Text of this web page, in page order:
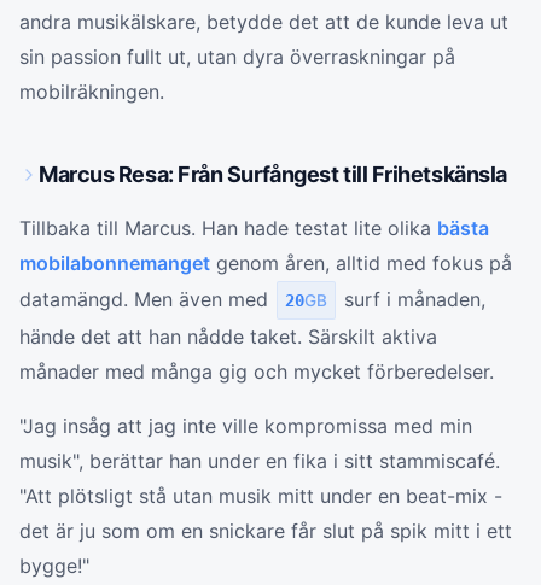
andra musikälskare, betydde det att de kunde leva ut
sin passion fullt ut, utan dyra överraskningar på
mobilräkningen.
Marcus Resa: Från Surfångest till Frihetskänsla
Tillbaka till Marcus. Han hade testat lite olika bästa
mobilabonnemanget genom åren, alltid med fokus på
datamängd. Men även med
20GB
surf i månaden,
hände det att han nådde taket. Särskilt aktiva
månader med många gig och mycket förberedelser.
"Jag insåg att jag inte ville kompromissa med min
musik", berättar han under en fika i sitt stammiscafé.
"Att plötsligt stå utan musik mitt under en beat-mix -
det är ju som om en snickare får slut på spik mitt i ett
bygge!"